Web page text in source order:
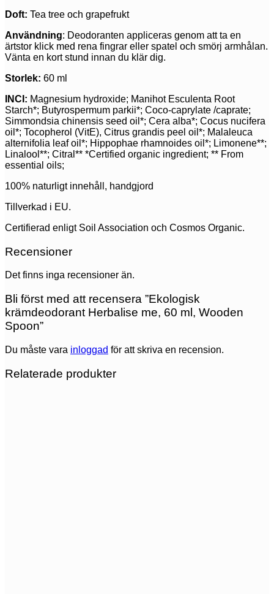
Doft: Tea tree och grapefrukt
Användning: Deodoranten appliceras genom att ta en
ärtstor klick med rena fingrar eller spatel och smörj armhålan.
Vänta en kort stund innan du klär dig.
Storlek: 60 ml
INCI: Magnesium hydroxide; Manihot Esculenta Root
Starch*; Butyrospermum parkii*; Coco-caprylate /caprate;
Simmondsia chinensis seed oil*; Cera alba*; Cocus nucifera
oil*; Tocopherol (VitE), Citrus grandis peel oil*; Malaleuca
alternifolia leaf oil*; Hippophae rhamnoides oil*; Limonene**;
Linalool**; Citral** *Certified organic ingredient; ** From
essential oils;
100% naturligt innehåll, handgjord
Tillverkad i EU.
Certifierad enligt Soil Association och Cosmos Organic.
Recensioner
Det finns inga recensioner än.
Bli först med att recensera ”Ekologisk
krämdeodorant Herbalise me, 60 ml, Wooden
Spoon”
Du måste vara inloggad för att skriva en recension.
Relaterade produkter